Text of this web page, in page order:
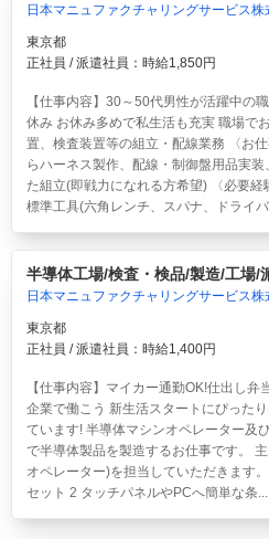
日本マニュファクチャリングサービス株
東京都
正社員 / 派遣社員：時給1,850円
【仕事内容】30～50代男性が活躍中の
休み お休み多めで私生活も充実 職場で
置、検査装置等の組立・配線業務 〈お
らハーネス製作、配線・制御盤用品実
た組立(即戦力になれる方希望) 〈必要経
標準工具(六角レンチ、スパナ、ドライ
半導体工場/検査・検品/製造/工場/
日本マニュファクチャリングサービス株
東京都
正社員 / 派遣社員：時給1,400円
【仕事内容】マイカー通勤OK!仕出し
企業で働こう 新生活スタートにぴった
ています! 半導体マシンオペレーター及
で半導体製品を製造するお仕事です。
オペレーター)を担当していただきます
セット 2 タッチパネルやPCへ簡単な条...